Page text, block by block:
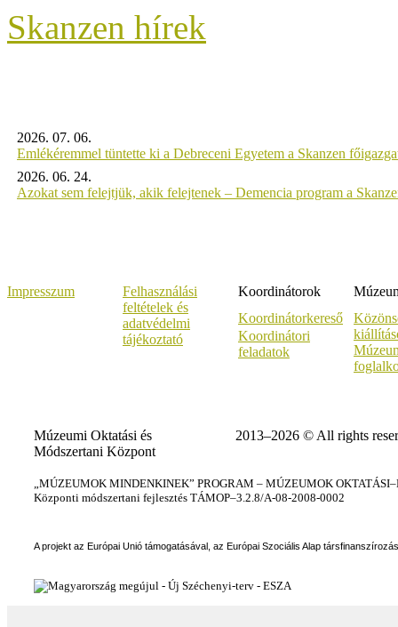
Skanzen hírek
2026. 07. 06.
Emlékéremmel tüntette ki a Debreceni Egyetem a Skanzen
2026. 06. 24.
Azokat sem felejtjük, akik felejtenek – Demencia program a
Impresszum
Felhasználási
feltételek és
adatvédelmi
tájékoztató
Koordinátorok
Koordinátorkereső
Koordinátori
feladatok
Múzeumi Oktatási és
Módszertani Központ
2013–2026 © All rights
„MÚZEUMOK MINDENKINEK” PROGRAM – MÚZEUMOK
Központi módszertani fejlesztés TÁMOP–3.2.8/A-08-2008-0002
A projekt az Európai Unió támogatásával, az Európai Szociális Alap